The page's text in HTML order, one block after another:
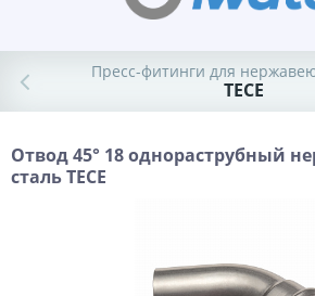
Пресс-фитинги для
TECE
Отвод 45° 18 однораструбный
сталь TECE